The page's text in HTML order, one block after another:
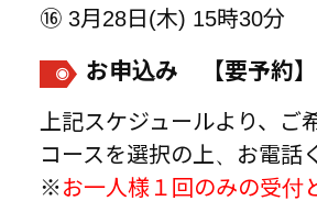
⑯ 3月28日(木) 15時30分
お申込み 【要予約】
上記スケジュールより、ご
コースを選択の上、お電話
※お一人様１回のみの受付